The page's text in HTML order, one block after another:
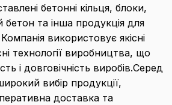
бетонні кільця, блоки,
та інша продукція для
використовує якісні
технології виробництва, що
і довговічність виробів.Серед
вибір продукції,
доставка та